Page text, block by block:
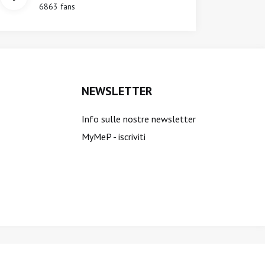
6863 fans
NEWSLETTER
Info sulle nostre newsletter
MyMeP - iscriviti